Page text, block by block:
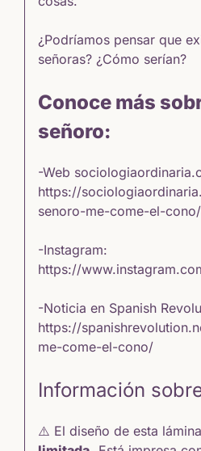
¿Podríamos pensar que
señoras? ¿Cómo serían?
Conoce más
señoro:
-Web
https://
senoro-me-come-el-cono/
-Instagram:
https://
-Noticia en Spanish
https://
me-come-el-cono/
Información
⚠️ El diseño de esta